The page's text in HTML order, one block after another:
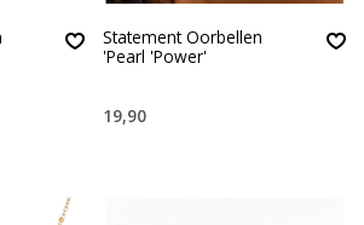
Statement Oorbellen
'Pearl 'Power'
19,90